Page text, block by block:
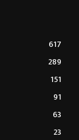
617
289
151
91
63
23